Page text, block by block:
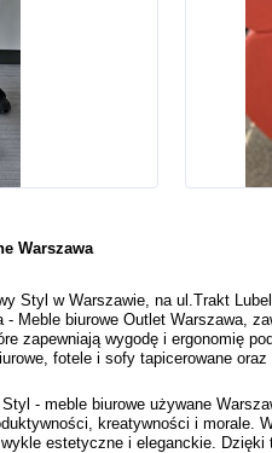
Warszawa
Styl w Warszawie, na ul.Trakt
Meble biurowe Outlet Warszawa,
zapewniają wygodę i ergonomię
fotele i sofy tapicerowane
- meble biurowe używane
kreatywności i
estetyczne i eleganckie.